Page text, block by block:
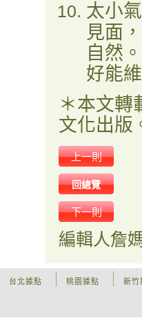
太小
見面
自然
好能
＊本文轉
文化出版
上一則
回總覽
下一則
編輯人詹
新竹
桃園據點
台北據點